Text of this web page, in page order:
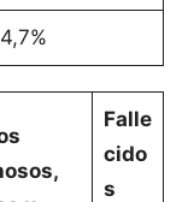
Falle
cido
s